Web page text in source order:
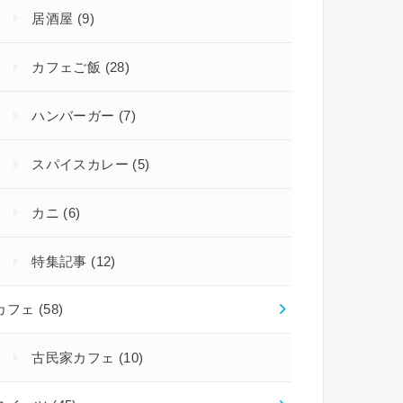
居酒屋 (9)
カフェご飯 (28)
ハンバーガー (7)
スパイスカレー (5)
カニ (6)
特集記事 (12)
フェ (58)
古民家カフェ (10)